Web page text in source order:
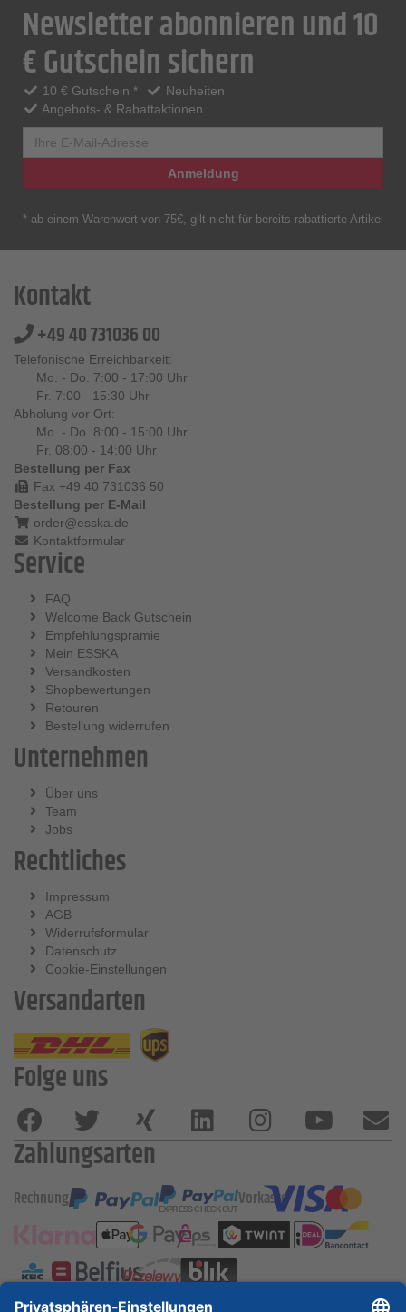
Newsletter abonnieren und 10
€ Gutschein sichern
10 € Gutschein *
Neuheiten
Angebots- & Rabattaktionen
Anmeldung
* ab einem Warenwert von 75€, gilt nicht für bereits rabattierte Artikel
Kontakt
+49 40 731036 00
Telefonische Erreichbarkeit:
Mo. - Do. 7:00 - 17:00 Uhr
Fr. 7:00 - 15:30 Uhr
Abholung vor Ort:
Mo. - Do. 8:00 - 15:00 Uhr
Fr. 08:00 - 14:00 Uhr
Bestellung per Fax
Fax +49 40 731036 50
Bestellung per E-Mail
order@esska.de
Kontaktformular
Service
FAQ
Welcome Back Gutschein
Empfehlungsprämie
Mein ESSKA
Versandkosten
Shopbewertungen
Retouren
Bestellung widerrufen
Unternehmen
Über uns
Team
Jobs
Rechtliches
Impressum
AGB
Widerrufsformular
Datenschutz
Cookie-Einstellungen
Versandarten
Folge uns
Zahlungsarten
Rechnung Vorkasse